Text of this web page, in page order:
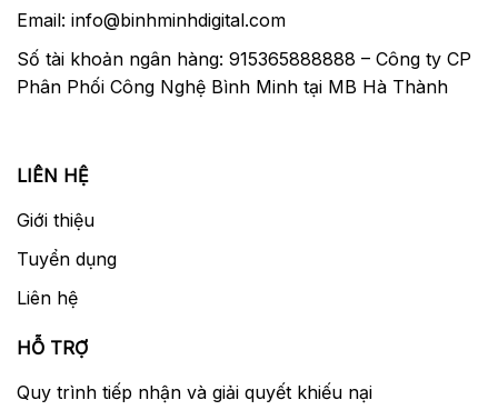
Email: info@binhminhdigital.com
Số tài khoản ngân hàng: 915365888888 – Công ty CP
Phân Phối Công Nghệ Bình Minh tại MB Hà Thành
LIÊN HỆ
Giới thiệu
Tuyển dụng
Liên hệ
HỖ TRỢ
Quy trình tiếp nhận và giải quyết khiếu nại